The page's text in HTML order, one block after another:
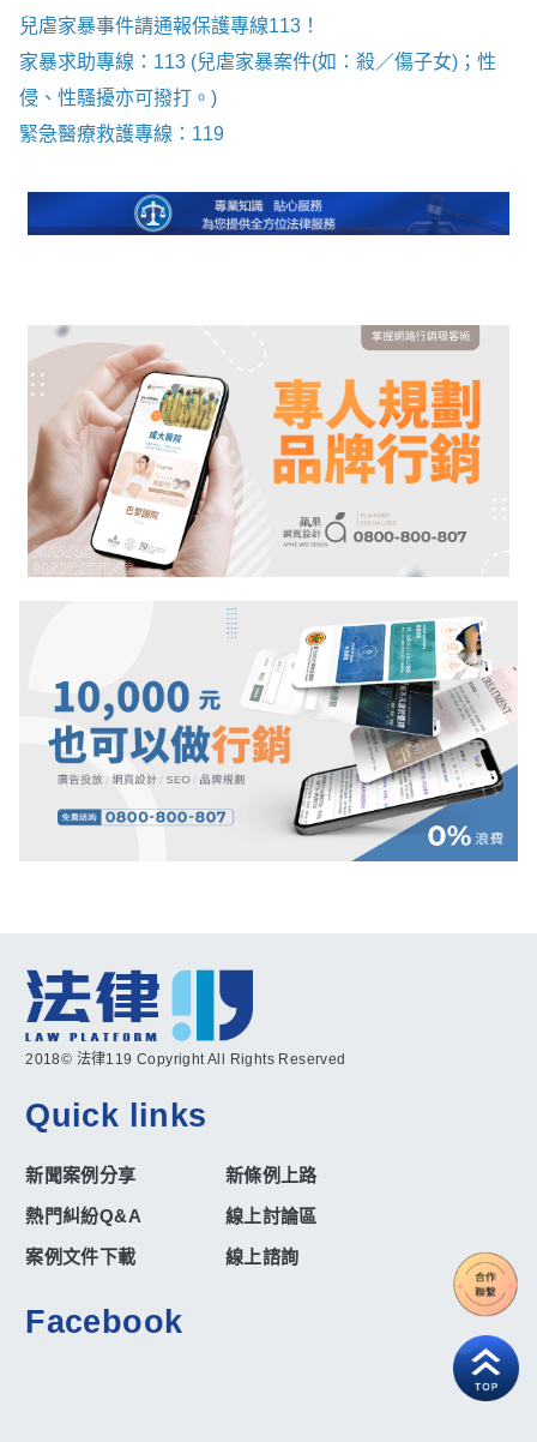
兒虐家暴事件請通報保護專線113！
家暴求助專線：113 (兒虐家暴案件(如：殺／傷子女)；性
侵、性騷擾亦可撥打。)
緊急醫療救護專線：119
2018© 法律119 Copyright All Rights Reserved
Quick links
新聞案例分享
新條例上路
熱門糾紛Q&A
線上討論區
案例文件下載
線上諮詢
Facebook